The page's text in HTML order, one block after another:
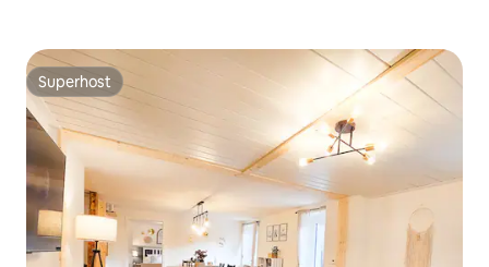
Superhost
Superhost